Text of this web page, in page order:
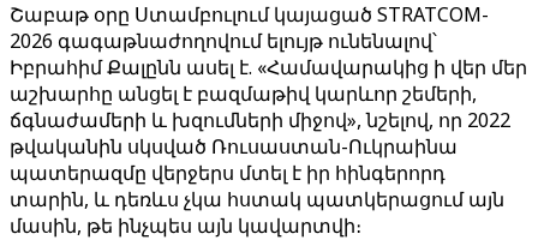
Շաբաթ օրը Ստամբուլում կայացած STRATCOM-
2026 գագաթնաժողովում ելույթ ունենալով՝
Իբրահիմ Քալընն ասել է. «Համավարակից ի վեր մեր
աշխարհը անցել է բազմաթիվ կարևոր շեմերի,
ճգնաժամերի և խզումների միջով», նշելով, որ 2022
թվականին սկսված Ռուսաստան-Ուկրաինա
պատերազմը վերջերս մտել է իր հինգերորդ
տարին, և դեռևս չկա հստակ պատկերացում այն ​​
մասին, թե ինչպես այն կավարտվի։